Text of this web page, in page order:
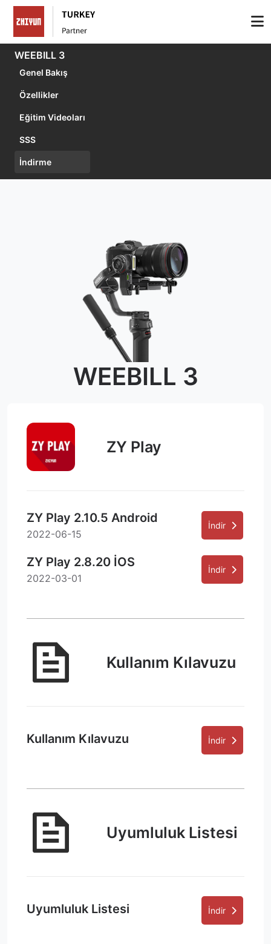
WEEBILL 3
Genel Bakış
Özellikler
Eğitim Videoları
SSS
İndirme
WEEBILL 3
ZY Play
ZY Play 2.10.5 Android
2022-06-15
İndir
ZY Play 2.8.20 İOS
2022-03-01
İndir
Kullanım Kılavuzu
Kullanım Kılavuzu İndir
Uyumluluk Listesi
Uyumluluk Listesi İndir